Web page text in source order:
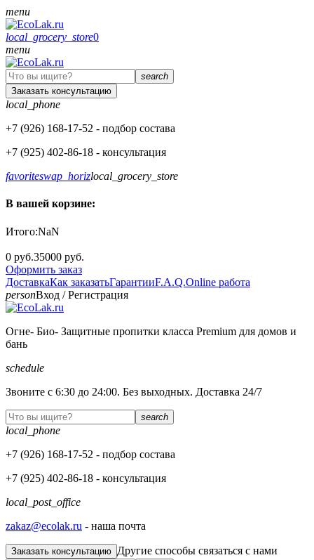
menu
local_grocery_store0
menu
search
Заказать консультацию
local_phone
+7 (926) 168-17-52 - подбор состава
+7 (925) 402-86-18 - консультация
favoriteswap_horizlocal_grocery_store
В вашей корзине:
Итого:NaN
0 руб.35000 руб.
Оформить заказ
ДоставкаКак заказатьГарантииF.A.Q.Online работа
personВход /Регистрация
Огне- Био- Защитные пропитки класса Premium для домов и
бань
schedule
Звоните с 6:30 до 24:00. Без выходных. Доставка 24/7
search
local_phone
+7 (926) 168-17-52 - подбор состава
+7 (925) 402-86-18 - консультация
local_post_office
zakaz@ecolak.ru - наша почта
Заказать консультацию Другие способы связаться с нами